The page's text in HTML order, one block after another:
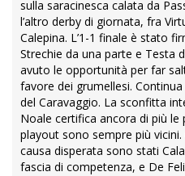
sulla saracinesca calata da
l’altro derby di giornata, fra
Calepina. L’1-1 finale è stato
Strechie da una parte e Testa
avuto le opportunità per far
favore dei grumellesi.
del Caravaggio. La sconfitta
Noale certifica ancora di più le
playout sono sempre più
causa disperata sono stati
fascia di competenza, e De